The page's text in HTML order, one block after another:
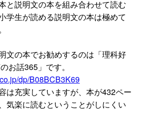
と説明文の本を組み合わせて読む
学生が読める説明文の本は極めて
文の本でお勧めするのは「理科好
お話365」です。
dp/B08BCB3K69
は充実していますが、本が432ペー
気楽に読むということがしにくい